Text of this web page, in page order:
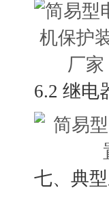
6.2 继电
七、典